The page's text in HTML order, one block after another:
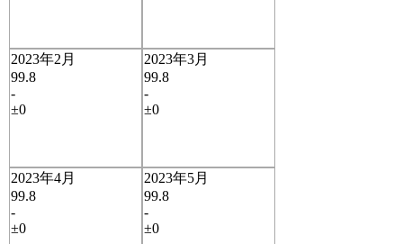
2023年2月
99.8
-
±0
2023年3月
99.8
-
±0
2023年4月
99.8
-
±0
2023年5月
99.8
-
±0